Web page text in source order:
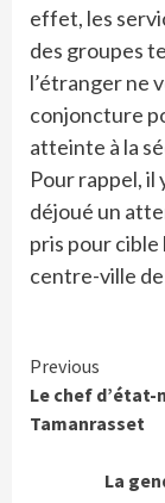
effet, les
des groupes
l’étranger ne
conjoncture
atteinte à la
Pour rappel, il
déjoué un
pris pour cible
centre-ville
Continue
Reading
Previous
Le chef d’état-
Tamanrasset
La